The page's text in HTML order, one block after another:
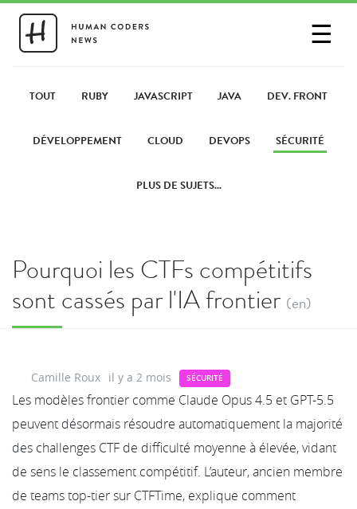
☰
PARTAGER UN LIEN
TOUT RUBY JAVASCRIPT JAVA DEV. FRONT
DÉVELOPPEMENT CLOUD DEVOPS SÉCURITÉ
PLUS DE SUJETS...
Pourquoi les CTFs compétitifs
sont cassés par l'IA frontier (en)
Camille Roux il y a 2 mois SÉCURITÉ
Les modèles frontier comme Claude Opus 4.5 et GPT-5.5
peuvent désormais résoudre automatiquement la majorité
des challenges CTF de difficulté moyenne à élevée, vidant
de sens le classement compétitif. L’auteur, ancien membre
de teams top-tier sur CTFTime, explique comment